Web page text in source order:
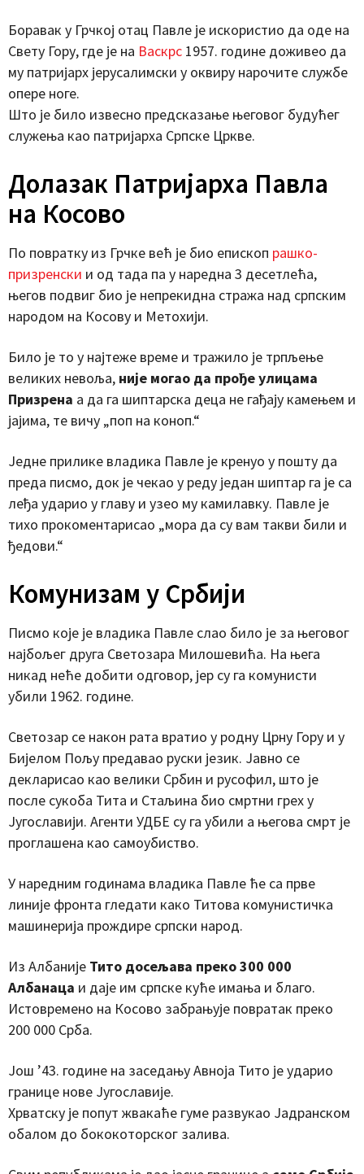
Боравак у Грчкој отац Павле је искористио да оде на
Свету Гору, где је на Васкрс 1957. године доживео да
му патријарх јерусалимски у оквиру нарочите службе
опере ноге.
Што је било извесно предсказање његовог будућег
служења као патријарха Српске Цркве.
Долазак Патријарха Павла
на Косово
По повратку из Грчке већ је био епископ рашко-
призренски и од тада па у наредна 3 десетлећа,
његов подвиг био је непрекидна стража над српским
народом на Косову и Метохији.
Било је то у најтеже време и тражило је трпљење
великих невоља, није могао да прође улицама
Призрена а да га шиптарска деца не гађају камењем и
јајима, те вичу „поп на коноп.“
Једне прилике владика Павле је кренуо у пошту да
преда писмо, док је чекао у реду један шиптар га је са
леђа ударио у главу и узео му камилавку. Павле је
тихо прокоментарисао „мора да су вам такви били и
ђедови.“
Комунизам у Србији
Писмо које је владика Павле слао било је за његовог
најбољег друга Светозара Милошевића. На њега
никад неће добити одговор, јер су га комунисти
убили 1962. године.
Светозар се након рата вратио у родну Црну Гору и у
Бијелом Пољу предавао руски језик. Јавно се
декларисао као велики Србин и русофил, што је
после сукоба Тита и Стаљина био смртни грех у
Југославији. Агенти УДБЕ су га убили а његова смрт је
проглашена као самоубиство.
У наредним годинама владика Павле ће са прве
линије фронта гледати како Титова комунистичка
машинерија прождире српски народ.
Из Албаније Тито досељава преко 300 000
Албанаца и даје им српске куће имања и благо.
Истовремено на Косово забрањује повратак преко
200 000 Срба.
Још ’43. године на заседању Авноја Тито је ударио
границе нове Југославије.
Хрватску је попут жвакаће гуме развукао Јадранском
обалом до бококоторског залива.